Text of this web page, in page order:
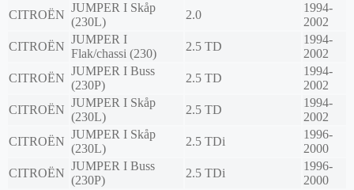
CITROËN
JUMPER I Skåp
(230L)
2.0
1994-
2002
CITROËN
JUMPER I
Flak/chassi (230)
2.5 TD
1994-
2002
CITROËN
JUMPER I Buss
(230P)
2.5 TD
1994-
2002
CITROËN
JUMPER I Skåp
(230L)
2.5 TD
1994-
2002
CITROËN
JUMPER I Skåp
(230L)
2.5 TDi
1996-
2000
CITROËN
JUMPER I Buss
(230P)
2.5 TDi
1996-
2000